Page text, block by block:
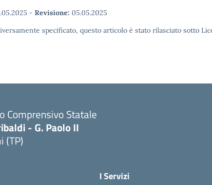
- Revisione: 05.05.2025
specificato, questo articolo è stato rilasciato sotto
Comprensivo Statale
- G. Paolo II
(TP)
I Servizi